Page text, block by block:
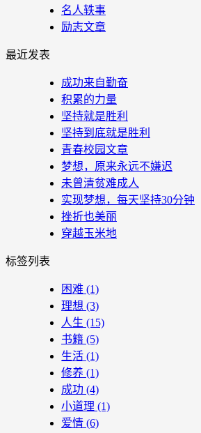
名人轶事
励志文章
最近发表
成功来自勤奋
积累的力量
坚持就是胜利
坚持到底就是胜利
青春校园文章
梦想，原来永远不嫌迟
未曾清贫难成人
实现梦想，每天坚持30分钟
挫折也美丽
穿越玉米地
标签列表
困难 (1)
理想 (3)
人生 (15)
书籍 (5)
生活 (1)
修养 (1)
成功 (4)
小道理 (1)
爱情 (6)